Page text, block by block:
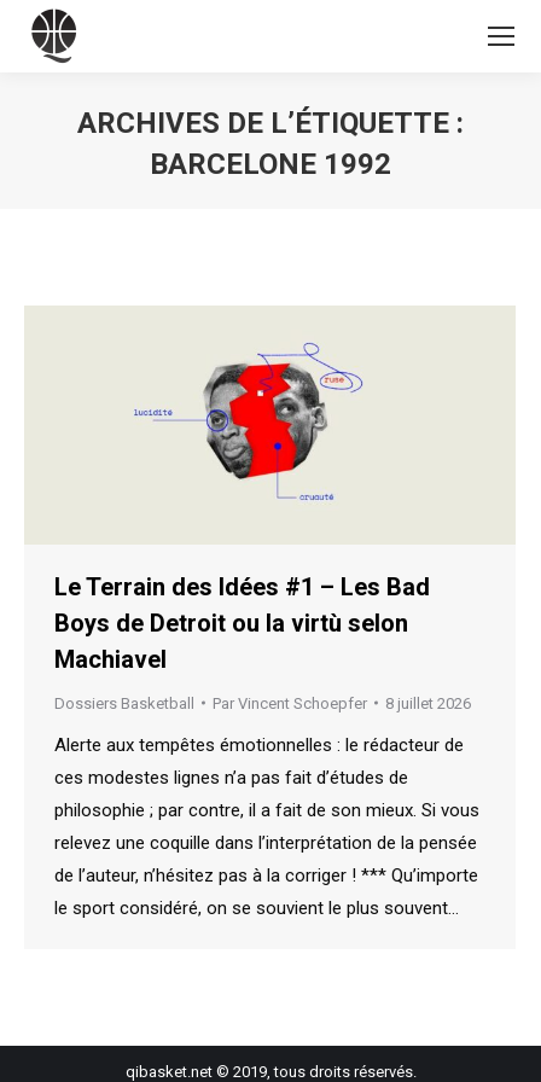
ARCHIVES DE L’ÉTIQUETTE :
BARCELONE 1992
Le Terrain des Idées #1 – Les Bad
Boys de Detroit ou la virtù selon
Machiavel
Dossiers Basketball Par Vincent Schoepfer 8 juillet 2026
Alerte aux tempêtes émotionnelles : le rédacteur de
ces modestes lignes n’a pas fait d’études de
philosophie ; par contre, il a fait de son mieux. Si vous
relevez une coquille dans l’interprétation de la pensée
de l’auteur, n’hésitez pas à la corriger ! *** Qu’importe
le sport considéré, on se souvient le plus souvent…
qibasket.net © 2019, tous droits réservés.